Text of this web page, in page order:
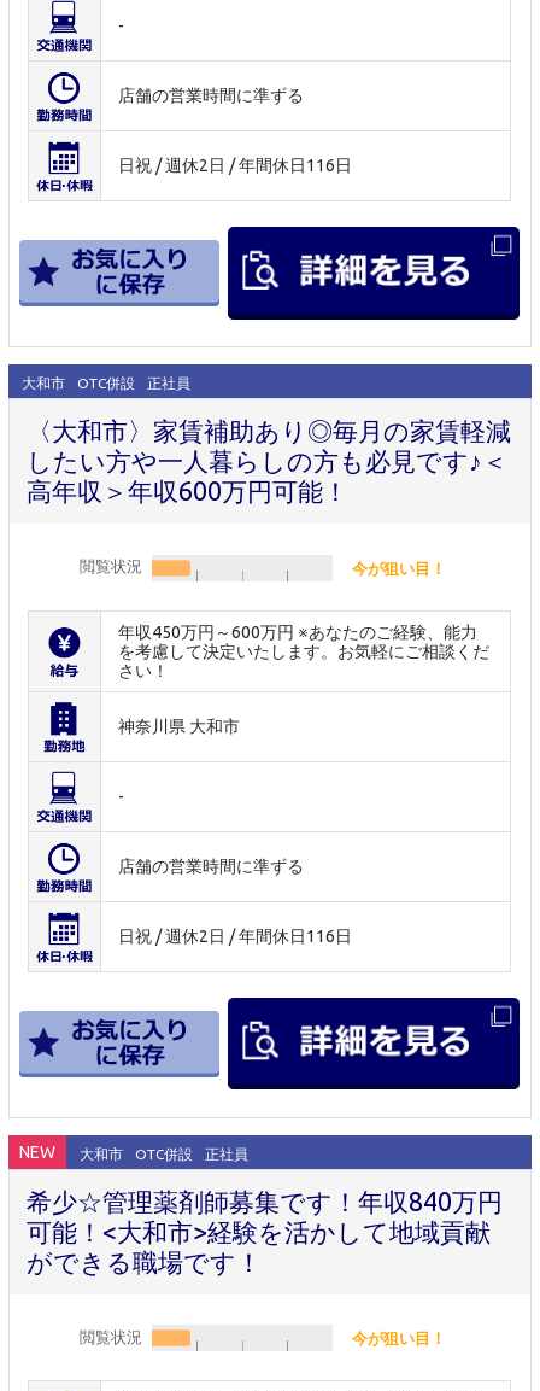
-
店舗の営業時間に準ずる
日祝 / 週休2日 / 年間休日116日
大和市 OTC併設 正社員
〈大和市〉家賃補助あり◎毎月の家賃軽減
したい方や一人暮らしの方も必見です♪＜
高年収＞年収600万円可能！
閲覧状況 今が狙い目！
年収450万円～600万円 ※あなたのご経験、能力
を考慮して決定いたします。お気軽にご相談くだ
さい！
神奈川県 大和市
-
店舗の営業時間に準ずる
日祝 / 週休2日 / 年間休日116日
NEW 大和市 OTC併設 正社員
希少☆管理薬剤師募集です！年収840万円
可能！<大和市>経験を活かして地域貢献
ができる職場です！
閲覧状況 今が狙い目！